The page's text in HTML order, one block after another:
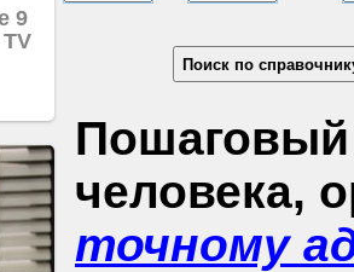
Пошаговый
человека,
точному